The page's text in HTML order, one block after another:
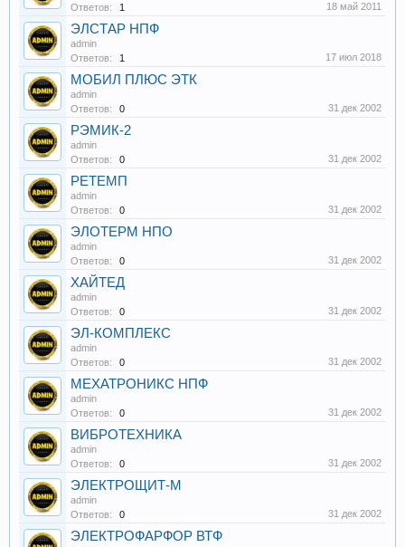
Ответов:
1 18 май 2011
ЭЛСТАР НПФ
admin
Ответов:
1 17 июл 2018
МОБИЛ ПЛЮС ЭТК
admin
Ответов:
0 31 дек 2002
РЭМИК-2
admin
Ответов:
0 31 дек 2002
РЕТЕМП
admin
Ответов:
0 31 дек 2002
ЭЛОТЕРМ НПО
admin
Ответов:
0 31 дек 2002
ХАЙТЕД
admin
Ответов:
0 31 дек 2002
ЭЛ-КОМПЛЕКС
admin
Ответов:
0 31 дек 2002
МЕХАТРОНИКС НПФ
admin
Ответов:
0 31 дек 2002
ВИБРОТЕХНИКА
admin
Ответов:
0 31 дек 2002
ЭЛЕКТРОЩИТ-М
admin
Ответов:
0 31 дек 2002
ЭЛЕКТРОФАРФОР ВТФ